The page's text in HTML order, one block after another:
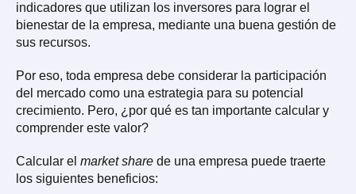
indicadores que utilizan los inversores para lograr el
bienestar de la empresa, mediante una buena gestión de
sus recursos.
Por eso, toda empresa debe considerar la participación
del mercado como una estrategia para su potencial
crecimiento. Pero, ¿por qué es tan importante calcular y
comprender este valor?
Calcular el market share de una empresa puede traerte
los siguientes beneficios: